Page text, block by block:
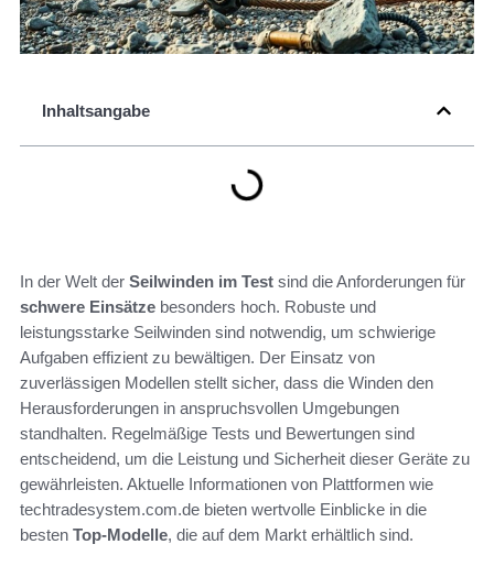
Inhaltsangabe
In der Welt der Seilwinden im Test sind die Anforderungen für
schwere Einsätze besonders hoch. Robuste und
leistungsstarke Seilwinden sind notwendig, um schwierige
Aufgaben effizient zu bewältigen. Der Einsatz von
zuverlässigen Modellen stellt sicher, dass die Winden den
Herausforderungen in anspruchsvollen Umgebungen
standhalten. Regelmäßige Tests und Bewertungen sind
entscheidend, um die Leistung und Sicherheit dieser Geräte zu
gewährleisten. Aktuelle Informationen von Plattformen wie
techtradesystem.com.de bieten wertvolle Einblicke in die
besten Top-Modelle, die auf dem Markt erhältlich sind.